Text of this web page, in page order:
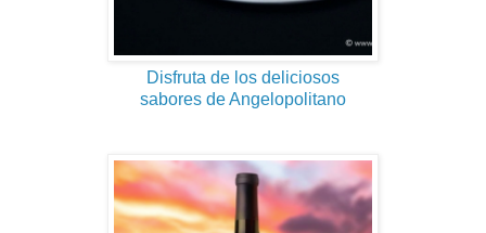
Disfruta de los deliciosos
sabores de Angelopolitano